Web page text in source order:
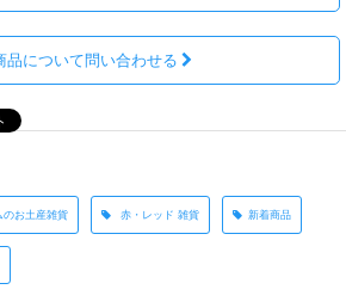
品について問い合わせる
のお土産雑貨 赤・レッド 雑貨 新着商品